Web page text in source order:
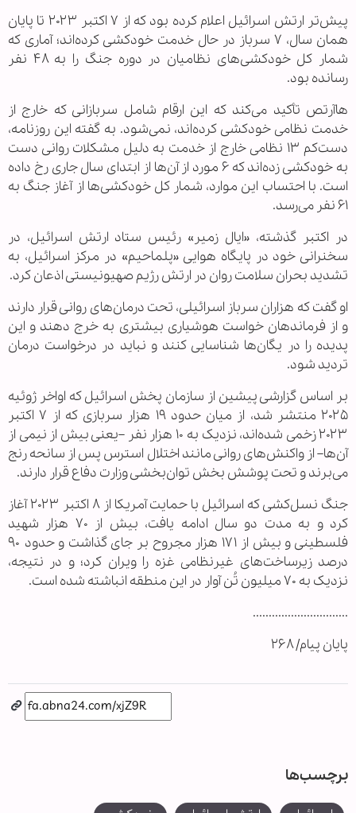
پیش‌تر ارتش اسرائیل اعلام کرده بود که از ۷ اکتبر ۲۰۲۳ تا پایان
همان سال، ۷ سرباز در حال خدمت خودکشی کرده‌اند؛ آماری که
شمار کل خودکشی‌های نظامیان در دوره جنگ را به ۴۸ نفر
رسانده بود.
هاآرتص تأکید می‌کند که این ارقام شامل سربازانی که خارج از
خدمت نظامی خودکشی کرده‌اند، نمی‌شود. به گفته این روزنامه،
دست‌کم ۱۳ نظامی خارج از خدمت به دلیل مشکلات روانی دست
به خودکشی زده‌اند که ۶ مورد از آن‌ها از ابتدای سال جاری رخ داده
است. با احتساب این موارد، شمار کل خودکشی‌ها از آغاز جنگ به
۶۱ نفر می‌رسد.
در اکتبر گذشته، «ایال زمیر» رئیس ستاد ارتش اسرائیل، در
سخنرانی خود در پایگاه هوایی «پلماحیم» در مرکز اسرائیل، به
تشدید بحران سلامت روان در ارتش رژیم صهیونیستی اذعان کرد.
او گفت که هزاران سرباز اسرائیلی، تحت درمان‌های روانی قرار دارند
و از فرماندهان خواست هوشیاری بیشتری به خرج دهند و این
پدیده را در یگان‌ها شناسایی کنند و نباید در درخواست درمان
تردید شود.
بر اساس گزارشی پیشین از سازمان پخش اسرائیل که اواخر ژوئیه
۲۰۲۵ منتشر شد، از میان حدود ۱۹ هزار سربازی که از ۷ اکتبر
۲۰۲۳ زخمی شده‌اند، نزدیک به ۱۰ هزار نفر –یعنی بیش از نیمی از
آن‌ها– از واکنش‌های روانی مانند اختلال استرس پس از سانحه رنج
می‌برند و تحت پوشش بخش توان‌بخشی وزارت دفاع قرار دارند.
جنگ نسل‌کشی‌ که اسرائیل با حمایت آمریکا از ۸ اکتبر ۲۰۲۳ آغاز
کرد و به مدت دو سال ادامه یافت، بیش از ۷۰ هزار شهید
فلسطینی و بیش از ۱۷۱ هزار مجروح بر جای گذاشت و حدود ۹۰
درصد زیرساخت‌های غیرنظامی غزه را ویران کرد؛ و در نتیجه،
نزدیک به ۷۰ میلیون تُن آوار در این منطقه انباشته شده است.
..............................
پایان پیام/ ۲۶۸
برچسب‌ها